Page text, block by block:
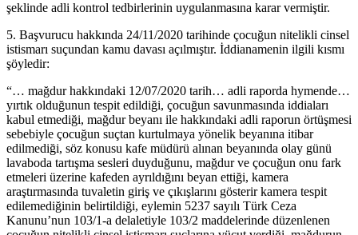
şeklinde adli kontrol tedbirlerinin uygulanmasına karar vermiştir.
5. Başvurucu hakkında 24/11/2020 tarihinde çocuğun nitelikli cinsel
istismarı suçundan kamu davası açılmıştır. İddianamenin ilgili kısmı
şöyledir:
“… mağdur hakkındaki 12/07/2020 tarih… adli raporda hymende…
yırtık olduğunun tespit edildiği, çocuğun savunmasında iddiaları
kabul etmediği, mağdur beyanı ile hakkındaki adli raporun örtüşmesi
sebebiyle çocuğun suçtan kurtulmaya yönelik beyanına itibar
edilmediği, söz konusu kafe müdürü alınan beyanında olay günü
lavaboda tartışma sesleri duyduğunu, mağdur ve çocuğun onu fark
etmeleri üzerine kafeden ayrıldığını beyan ettiği, kamera
araştırmasında tuvaletin giriş ve çıkışlarını gösterir kamera tespit
edilemediğinin belirtildiği, eylemin 5237 sayılı Türk Ceza
Kanunu’nun 103/1-a delaletiyle 103/2 maddelerinde düzenlenen